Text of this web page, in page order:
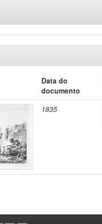
Data do
documento
1835